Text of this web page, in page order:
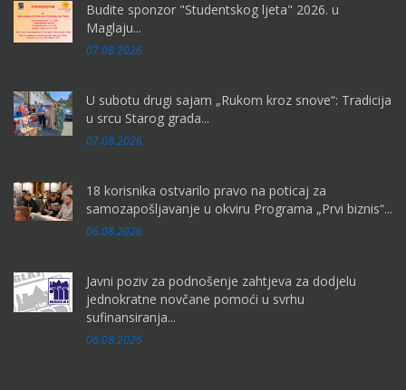
Budite sponzor "Studentskog ljeta" 2026. u
Maglaju...
07.08.2026
U subotu drugi sajam „Rukom kroz snove“: Tradicija
u srcu Starog grada...
07.08.2026
18 korisnika ostvarilo pravo na poticaj za
samozapošljavanje u okviru Programa „Prvi biznis“...
06.08.2026
Javni poziv za podnošenje zahtjeva za dodjelu
jednokratne novčane pomoći u svrhu
sufinansiranja...
06.08.2026